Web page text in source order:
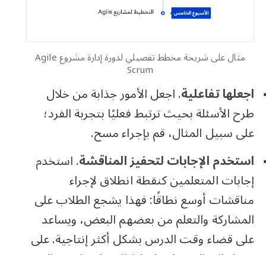
مثال على شريحة مخطط تفصيلي لدورة إدارة مشروع Agile
Scrum
اجعلها تفاعلية. اجعل الأمور جذابة من خلال
طرح الأسئلة بحيث ترتبط فعليًا بتجربة الفرد؛
على سبيل المثال، قم بإجراء مسح.
استخدم الإجابات لتحفيز المناقشة. استخدم
إجابات المتعلمين كنقطة انطلاق لإجراء
مناقشات أوسع نطاقًا: فهذا يشجع الطلاب على
المشاركة والتعلم من بعضهم البعض، ويساعد
على قضاء وقت الدرس بشكل أكثر إنتاجية. على